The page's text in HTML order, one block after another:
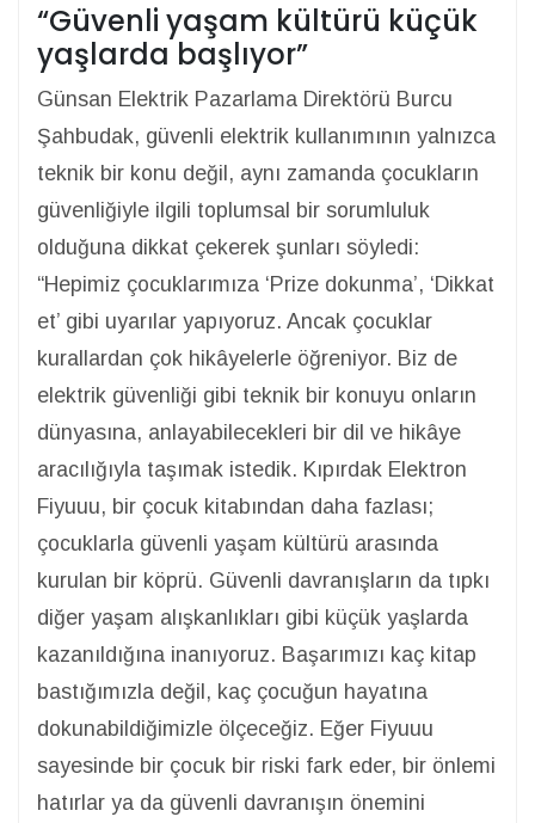
“Güvenli yaşam kültürü küçük
yaşlarda başlıyor”
Günsan Elektrik Pazarlama Direktörü Burcu
Şahbudak, güvenli elektrik kullanımının yalnızca
teknik bir konu değil, aynı zamanda çocukların
güvenliğiyle ilgili toplumsal bir sorumluluk
olduğuna dikkat çekerek şunları söyledi:
“Hepimiz çocuklarımıza ‘Prize dokunma’, ‘Dikkat
et’ gibi uyarılar yapıyoruz. Ancak çocuklar
kurallardan çok hikâyelerle öğreniyor. Biz de
elektrik güvenliği gibi teknik bir konuyu onların
dünyasına, anlayabilecekleri bir dil ve hikâye
aracılığıyla taşımak istedik. Kıpırdak Elektron
Fiyuuu, bir çocuk kitabından daha fazlası;
çocuklarla güvenli yaşam kültürü arasında
kurulan bir köprü. Güvenli davranışların da tıpkı
diğer yaşam alışkanlıkları gibi küçük yaşlarda
kazanıldığına inanıyoruz. Başarımızı kaç kitap
bastığımızla değil, kaç çocuğun hayatına
dokunabildiğimizle ölçeceğiz. Eğer Fiyuuu
sayesinde bir çocuk bir riski fark eder, bir önlemi
hatırlar ya da güvenli davranışın önemini